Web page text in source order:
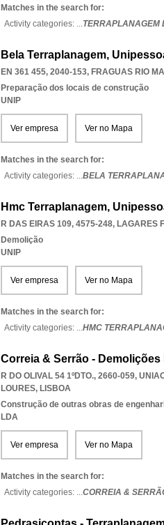
Matches in the search for:
Activity categories: ...TERRAPLANAGEM
Bela Terraplanagem,
EN 361 455, 2040-153, FRAGUAS RIO
Preparação dos locais de construção
UNIP
Ver empresa Ver no Mapa
Matches in the search for:
Activity categories: ...BELA
Hmc Terraplanagem,
R DAS EIRAS 109, 4575-248, LAGARES
Demolição
UNIP
Ver empresa Ver no Mapa
Matches in the search for:
Activity categories: ...HMC
Correia & Serrão -
R DO OLIVAL 54 1ºDTO., 2660-059,
LOURES, LISBOA
Construção de outras obras de
LDA
Ver empresa Ver no Mapa
Matches in the search for:
Activity categories: ...CORREIA &